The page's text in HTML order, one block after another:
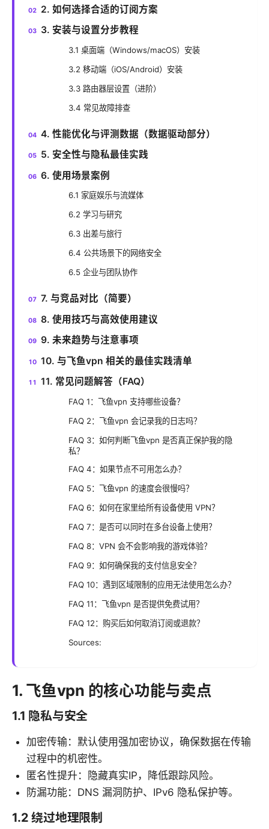
2. 如何选择合适的订阅方案
3. 安装与设置分步教程
3.1 桌面端（Windows/macOS）安装
3.2 移动端（iOS/Android）安装
3.3 路由器层设置（进阶）
3.4 常见故障排查
4. 性能优化与评测数据（数据驱动部分）
5. 安全性与隐私最佳实践
6. 使用场景案例
6.1 家庭娱乐与流媒体
6.2 学习与研究
6.3 出差与旅行
6.4 公共场景下的网络安全
6.5 企业与团队协作
7. 与竞品对比（简要）
8. 使用技巧与高效使用建议
9. 未来趋势与注意事项
10. 与飞鱼vpn 相关的最佳实践清单
11. 常见问题解答（FAQ）
FAQ 1：飞鱼vpn 支持哪些设备？
FAQ 2：飞鱼vpn 会记录我的日志吗？
FAQ 3：如何判断飞鱼vpn 是否真正保护我的隐
私？
FAQ 4：如果节点不可用怎么办？
FAQ 5：飞鱼vpn 的速度会很慢吗？
FAQ 6：如何在家里给所有设备使用 VPN？
FAQ 7：是否可以同时在多台设备上使用？
FAQ 8：VPN 会不会影响我的游戏体验？
FAQ 9：如何确保我的支付信息安全？
FAQ 10：遇到区域限制的应用无法使用怎么办？
FAQ 11：飞鱼vpn 是否提供免费试用？
FAQ 12：购买后如何取消订阅或退款？
Sources:
1. 飞鱼vpn 的核心功能与卖点
1.1 隐私与安全
加密传输：默认使用强加密协议，确保数据在传输
过程中的机密性。
匿名性提升：隐藏真实IP，降低跟踪风险。
防漏功能：DNS 漏洞防护、IPv6 隐私保护等。
1.2 绕过地理限制